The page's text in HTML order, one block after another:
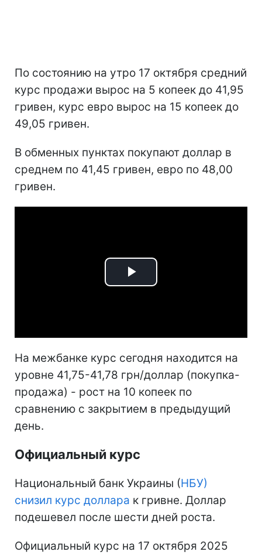
По состоянию на утро 17 октября средний
курс продажи вырос на 5 копеек до 41,95
гривен, курс евро вырос на 15 копеек до
49,05 гривен.
В обменных пунктах покупают доллар в
среднем по 41,45 гривен, евро по 48,00
гривен.
Play
На межбанке курс сегодня находится на
уровне 41,75-41,78 грн/доллар (покупка-
продажа) - рост на 10 копеек по
сравнению с закрытием в предыдущий
день.
Официальный курс
Национальный банк Украины (НБУ)
снизил курс доллара к гривне. Доллар
подешевел после шести дней роста.
Официальный курс на 17 октября 2025